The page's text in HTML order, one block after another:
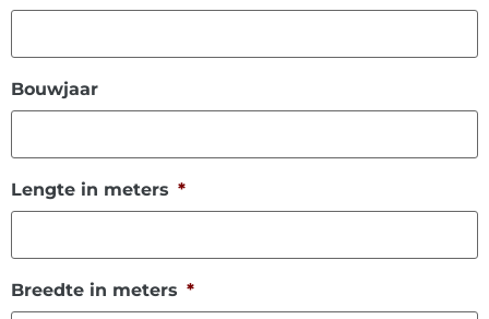
Bouwjaar
Lengte in meters *
Breedte in meters *